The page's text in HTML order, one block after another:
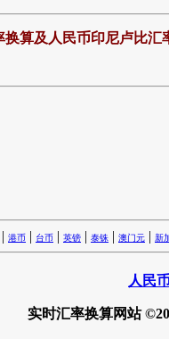
算及人民币印尼卢比
| 港币 | 台币 | 英镑 | 泰铢 | 澳门元 | 新
人民
实时汇率换算网站